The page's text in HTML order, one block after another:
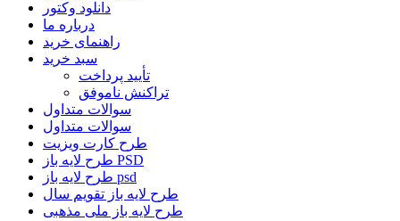
دانلود وکتور
درباره ما
راهنمای خرید
سبد خرید
تأیید پرداخت
تراکنش ناموفق
سوالات متداول
سوالات متداول
طرح کارت ویزیت
طرح لایه باز PSD
طرح لایه باز psd
طرح لایه باز تقویم سال
طرح لایه باز ملی مذهبی